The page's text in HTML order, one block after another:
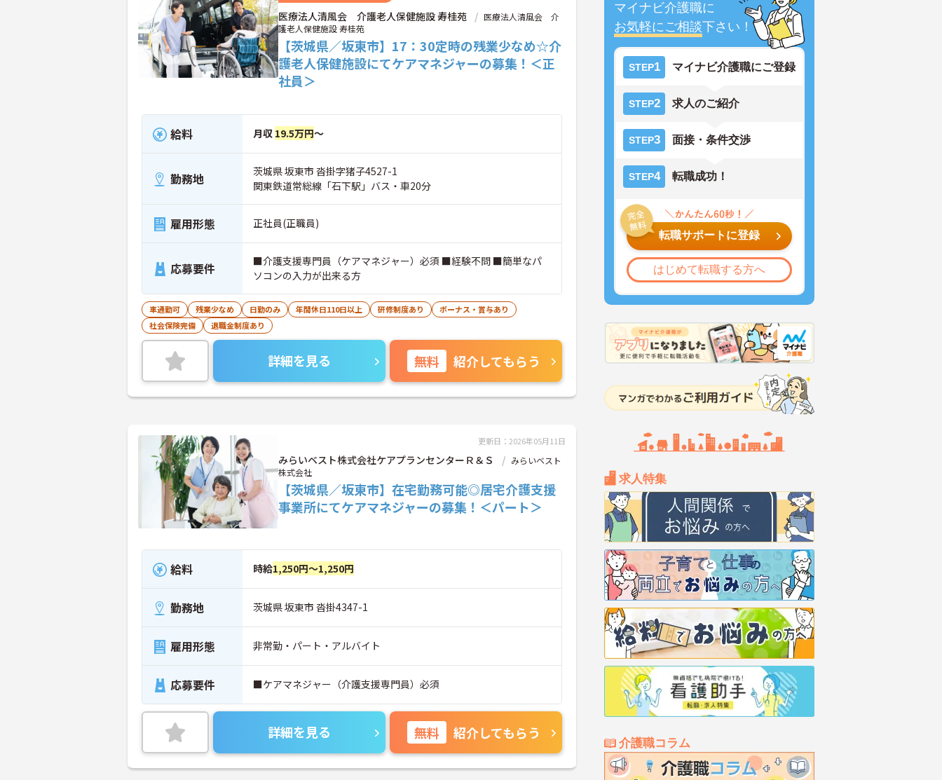
マイナビ介護職に
お気軽にご相談下さい！
STEP1 マイナビ介護職にご登録
STEP2 求人のご紹介
STEP3 面接・条件交渉
STEP4 転職成功！
転職サポートに登録
はじめて転職する方へ
求人特集
介護職コラム
医療法人清風会 介護老人保健施設 寿桂苑
医療法人清風会 介
護老人保健施設 寿桂苑
【茨城県／坂東市】17：30定時の残業少なめ☆介
護老人保健施設にてケアマネジャーの募集！＜正
社員＞
給料 月収 19.5万円～
勤務地
茨城県 坂東市 沓掛字猪子4527-1
関東鉄道常総線「石下駅」バス・車20分
雇用形態 正社員(正職員)
応募要件
■介護支援専門員（ケアマネジャー）必須 ■経験不問 ■簡単なパ
ソコンの入力が出来る方
車通勤可 残業少なめ 日勤のみ 年間休日110日以上 研修制度あり
ボーナス・賞与あり
社会保険完備
退職金制度あり
詳細を見る 無料 紹介してもらう
更新日：2026年05月11日
みらいベスト株式会社ケアプランセンターＲ＆Ｓ
みらいベスト
株式会社
【茨城県／坂東市】在宅勤務可能◎居宅介護支援
事業所にてケアマネジャーの募集！＜パート＞
給料 時給1,250円～1,250円
勤務地 茨城県 坂東市 沓掛4347-1
雇用形態 非常勤・パート・アルバイト
応募要件 ■ケアマネジャー（介護支援専門員）必須
詳細を見る 無料 紹介してもらう